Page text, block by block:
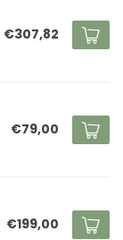
€307,82
€79,00
€199,00